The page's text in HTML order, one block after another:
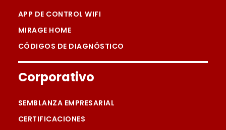
APP DE CONTROL WIFI
MIRAGE HOME
CÓDIGOS DE DIAGNÓSTICO
Corporativo
SEMBLANZA EMPRESARIAL
CERTIFICACIONES